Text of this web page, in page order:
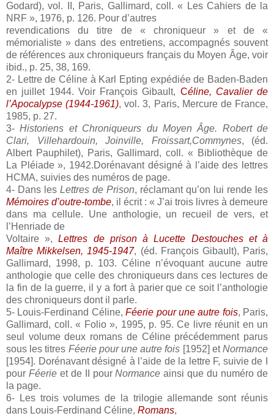
Godard), vol. II, Paris, Gallimard, coll. « Les Cahiers de la
NRF », 1976, p. 126. Pour d’autres
revendications du titre de « chroniqueur » et de «
mémorialiste » dans des entretiens, accompagnés souvent
de références aux chroniqueurs français du Moyen Âge, voir
ibid., p. 25, 38, 169.
2- Lettre de Céline à Karl Epting expédiée de Baden-Baden
en juillet 1944. Voir François Gibault, Céline, Cavalier de
l’Apocalypse (1944-1961), vol. 3, Paris, Mercure de France,
1985, p. 27.
3-Historiens et Chroniqueurs du Moyen Âge. Robert de
Clari, Villehardouin, Joinville, Froissart,Commynes, (éd.
Albert Pauphilet), Paris, Gallimard, coll. « Bibliothèque de
La Pléiade », 1942.Dorénavant désigné à l’aide des lettres
HCMA, suivies des numéros de page.
4- Dans les Lettres de Prison, réclamant qu’on lui rende les
Mémoires d’outre-tombe, il écrit : « J’ai trois livres à demeure
dans ma cellule. Une anthologie, un recueil de vers, et
l’Henriade de
Voltaire »,Lettres de prison à Lucette Destouches et à
Maître Mikkelsen, 1945-1947, (éd. François Gibault), Paris,
Gallimard, 1998, p. 103. Céline n’évoquant aucune autre
anthologie que celle des chroniqueurs dans ces lectures de
la fin de la guerre, il y a fort à parier que ce soit l’anthologie
des chroniqueurs dont il parle.
5- Louis-Ferdinand Céline,Féerie pour une autre fois, Paris,
Gallimard, coll. « Folio », 1995, p. 95. Ce livre réunit en un
seul volume deux romans de Céline précédemment parus
sous les titres Féerie pour une autre fois [1952] etNormance
[1954]. Dorénavant désigné à l’aide de la lettre F, suivie de I
pour Féerieet de II pourNormance ainsi que du numéro de
la page.
6- Les trois volumes de la trilogie allemande sont réunis
dans Louis-Ferdinand Céline, Romans,